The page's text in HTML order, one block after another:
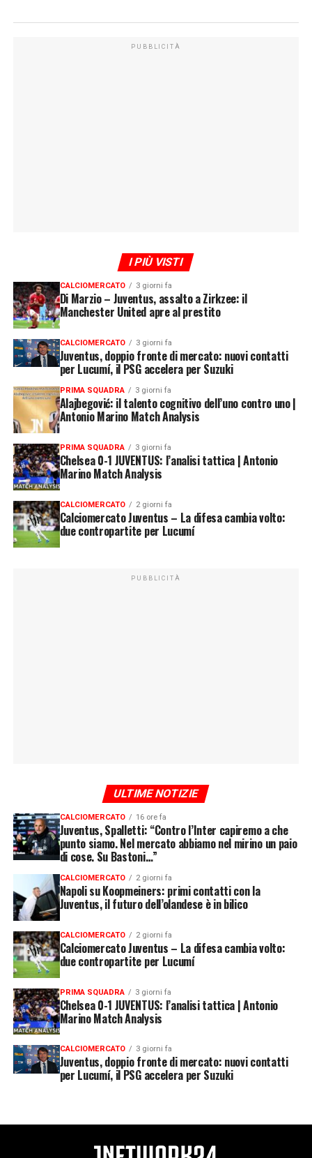
PUBBLICITÀ
I PIÙ VISTI
CALCIOMERCATO 3 giorni fa
Di Marzio – Juventus, assalto a Zirkzee: il
Manchester United apre al prestito
CALCIOMERCATO 3 giorni fa
Juventus, doppio fronte di mercato: nuovi contatti
per Lucumí, il PSG accelera per Suzuki
PRIMA SQUADRA 3 giorni fa
Alajbegović: il talento cognitivo dell’uno contro uno |
Antonio Marino Match Analysis
PRIMA SQUADRA 3 giorni fa
Chelsea 0-1 JUVENTUS: l’analisi tattica | Antonio
Marino Match Analysis
CALCIOMERCATO 2 giorni fa
Calciomercato Juventus – La difesa cambia volto:
due contropartite per Lucumí
PUBBLICITÀ
ULTIME NOTIZIE
CALCIOMERCATO 16 ore fa
Juventus, Spalletti: “Contro l’Inter capiremo a che
punto siamo. Nel mercato abbiamo nel mirino un paio
di cose. Su Bastoni…”
CALCIOMERCATO 2 giorni fa
Napoli su Koopmeiners: primi contatti con la
Juventus, il futuro dell’olandese è in bilico
CALCIOMERCATO 2 giorni fa
Calciomercato Juventus – La difesa cambia volto:
due contropartite per Lucumí
PRIMA SQUADRA 3 giorni fa
Chelsea 0-1 JUVENTUS: l’analisi tattica | Antonio
Marino Match Analysis
CALCIOMERCATO 3 giorni fa
Juventus, doppio fronte di mercato: nuovi contatti
per Lucumí, il PSG accelera per Suzuki